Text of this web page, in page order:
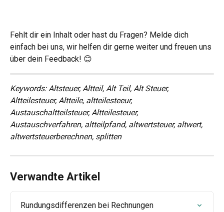
Fehlt dir ein Inhalt oder hast du Fragen? Melde dich
einfach bei uns, wir helfen dir gerne weiter und freuen uns
über dein Feedback! 😊
Keywords: Altsteuer, Altteil, Alt Teil, Alt Steuer,
Altteilesteuer, Altteile, altteilesteeur,
Austauschaltteilsteuer, Altteilesteuer,
Austauschverfahren, altteilpfand, altwertsteuer, altwert,
altwertsteuerberechnen, splitten
Verwandte Artikel
Rundungsdifferenzen bei Rechnungen